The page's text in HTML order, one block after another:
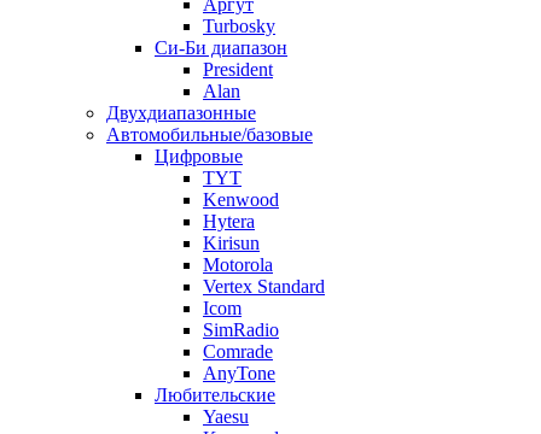
Turbosky
Си-Би диапазон
President
Alan
Двухдиапазонные
Автомобильные/базовые
Цифровые
TYT
Kenwood
Hytera
Kirisun
Motorola
Vertex Standard
Icom
SimRadio
Comrade
AnyTone
Любительские
Yaesu